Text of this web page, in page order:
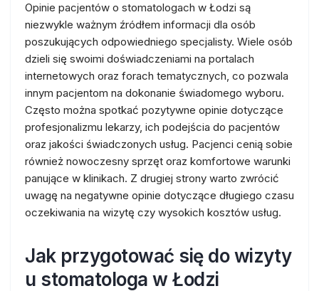
Opinie pacjentów o stomatologach w Łodzi są
niezwykle ważnym źródłem informacji dla osób
poszukujących odpowiedniego specjalisty. Wiele osób
dzieli się swoimi doświadczeniami na portalach
internetowych oraz forach tematycznych, co pozwala
innym pacjentom na dokonanie świadomego wyboru.
Często można spotkać pozytywne opinie dotyczące
profesjonalizmu lekarzy, ich podejścia do pacjentów
oraz jakości świadczonych usług. Pacjenci cenią sobie
również nowoczesny sprzęt oraz komfortowe warunki
panujące w klinikach. Z drugiej strony warto zwrócić
uwagę na negatywne opinie dotyczące długiego czasu
oczekiwania na wizytę czy wysokich kosztów usług.
Jak przygotować się do wizyty
u stomatologa w Łodzi